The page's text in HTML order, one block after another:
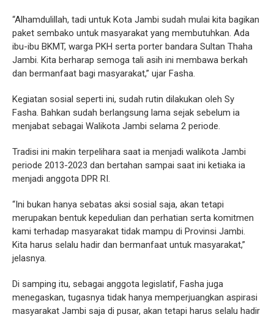
“Alhamdulillah, tadi untuk Kota Jambi sudah mulai kita bagikan
paket sembako untuk masyarakat yang membutuhkan. Ada
ibu-ibu BKMT, warga PKH serta porter bandara Sultan Thaha
Jambi. Kita berharap semoga tali asih ini membawa berkah
dan bermanfaat bagi masyarakat,” ujar Fasha.
Kegiatan sosial seperti ini, sudah rutin dilakukan oleh Sy
Fasha. Bahkan sudah berlangsung lama sejak sebelum ia
menjabat sebagai Walikota Jambi selama 2 periode.
Tradisi ini makin terpelihara saat ia menjadi walikota Jambi
periode 2013-2023 dan bertahan sampai saat ini ketiaka ia
menjadi anggota DPR RI.
“Ini bukan hanya sebatas aksi sosial saja, akan tetapi
merupakan bentuk kepedulian dan perhatian serta komitmen
kami terhadap masyarakat tidak mampu di Provinsi Jambi.
Kita harus selalu hadir dan bermanfaat untuk masyarakat,”
jelasnya.
Di samping itu, sebagai anggota legislatif, Fasha juga
menegaskan, tugasnya tidak hanya memperjuangkan aspirasi
masyarakat Jambi saja di pusar, akan tetapi harus selalu hadir